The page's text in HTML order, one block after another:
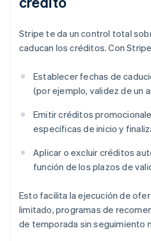
Stripe te da un control total
caducan los créditos. Con
Establecer fechas de
(por ejemplo, validez de un
Emitir créditos
específicas de inicio y
Aplicar o excluir créditos
función de los plazos de
Esto facilita la ejecución de
limitado, programas de
de temporada sin seguimiento